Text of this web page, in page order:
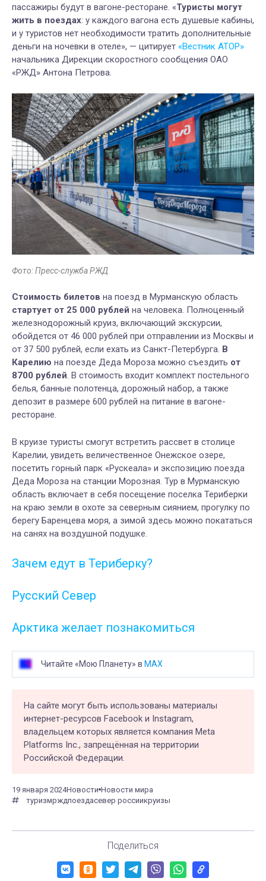
пассажиры будут в вагоне-ресторане. «Туристы могут
жить в поездах: у каждого вагона есть душевые кабины,
и у туристов нет необходимости тратить дополнительные
деньги на ночевки в отеле», — цитирует «Вестник АТОР»
начальника Дирекции скоростного сообщения ОАО
«РЖД» Антона Петрова.
Фото: Пресс-служба РЖД
Стоимость билетов на поезд в Мурманскую область
стартует от 25 000 рублей на человека. Полноценный
железнодорожный круиз, включающий экскурсии,
обойдется от 46 000 рублей при отправлении из Москвы и
от 37 500 рублей, если ехать из Санкт-Петербурга. В
Карелию на поезде Деда Мороза можно съездить от
8700 рублей. В стоимость входит комплект постельного
белья, банные полотенца, дорожный набор, а также
депозит в размере 600 рублей на питание в вагоне-
ресторане.
В круизе туристы смогут встретить рассвет в столице
Карелии, увидеть величественное Онежское озере,
посетить горный парк «Рускеала» и экспозицию поезда
Деда Мороза на станции Морозная. Тур в Мурманскую
область включает в себя посещение поселка Териберки
на краю земли в охоте за северным сиянием, прогулку по
берегу Баренцева моря, а зимой здесь можно покататься
на санях на воздушной подушке.
Зачем едут в Териберку?
Русский Север
Арктика желает познакомиться
Читайте «Мою Планету» в MAX
На сайте могут быть использованы материалы
интернет-ресурсов Facebook и Instagram,
владельцем которых является компания Meta
Platforms Inc., запрещённая на территории
Российской Федерации.
19 января 2024Новости Новости мира
туризмрждпоездасевер россиикруизы
Поделиться